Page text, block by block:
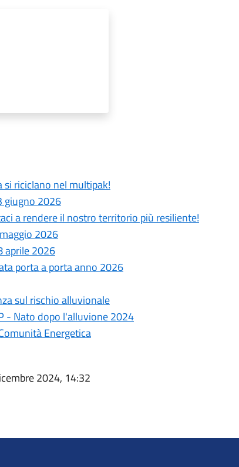
si riciclano nel multipak!
giugno 2026
a rendere il nostro territorio più resiliente!
2026
aprile 2026
porta a porta anno 2026
sul rischio alluvionale
- Nato dopo l'alluvione 2024
Energetica
2024, 14:32